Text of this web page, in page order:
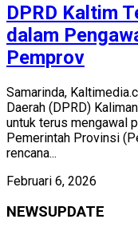
DPRD Kaltim
dalam
Pemprov
Samarinda,
Daerah (DPRD)
untuk terus mengawal
Pemerintah Provinsi
rencana...
Februari 6, 2026
NEWSUPDATE